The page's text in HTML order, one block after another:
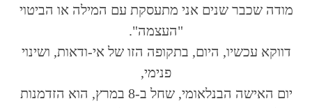
מודה שכבר שנים אני מתעסקת עם המילה או הביטוי
"העצמה".
דווקא עכשיו, היום, בתקופה הזו של אי-ודאות, ושינוי
פנימי,
יום האישה הבנלאומי, שחל ב-8 במרץ, הוא הזדמנות